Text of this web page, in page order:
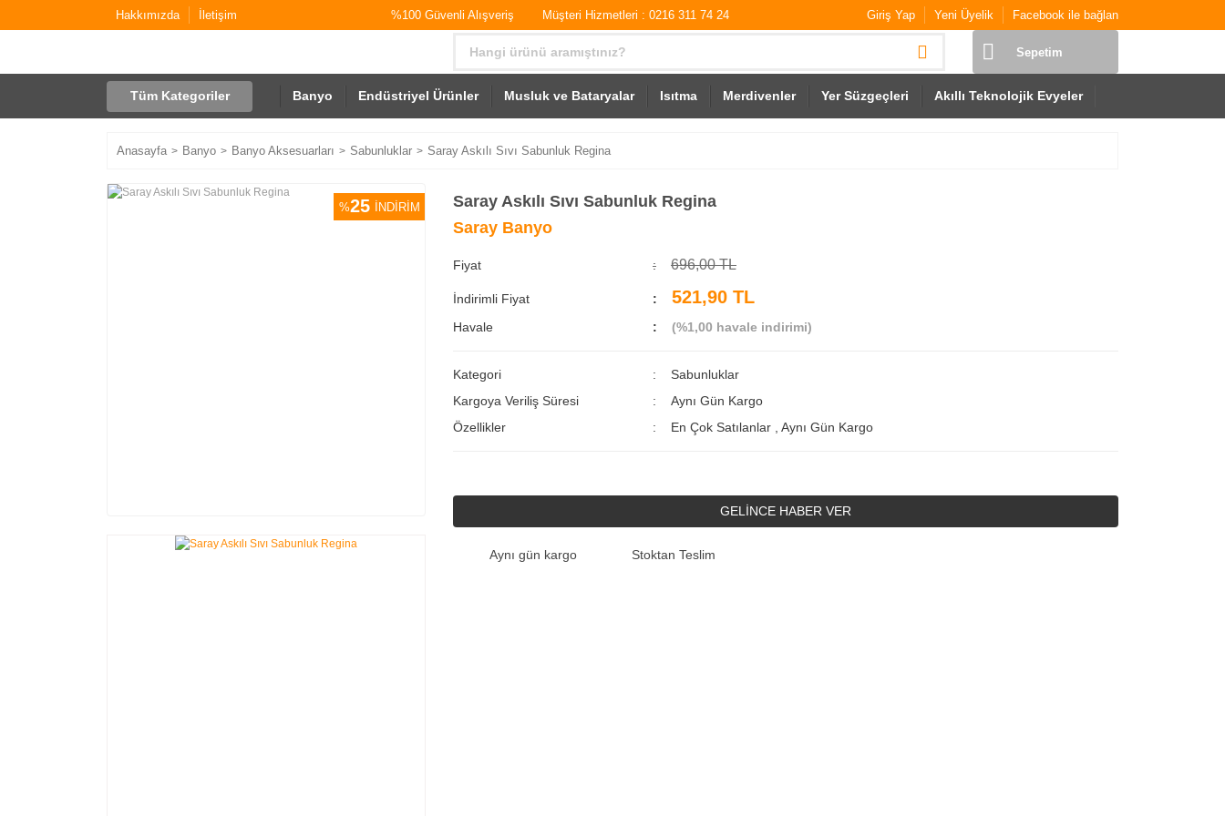
Hakkımızda İletişim %100 Güvenli Alışveriş Müşteri Hizmetleri : 0216 311 74 24 Giriş Yap Yeni Üyelik Facebook ile bağlan
Sepetim
Tüm Kategoriler Banyo Endüstriyel Ürünler Musluk ve Bataryalar Isıtma Merdivenler Yer Süzgeçleri Akıllı Teknolojik Evyeler
Anasayfa Banyo Banyo Aksesuarları Sabunluklar Saray Askılı Sıvı Sabunluk Regina
%25 İNDİRİM
Saray Askılı Sıvı Sabunluk Regina
Saray Banyo
Fiyat 696,00 TL
İndirimli Fiyat 521,90 TL
Havale (%1,00 havale indirimi)
Kategori
Sabunluklar
Kargoya Veriliş Süresi
Aynı Gün Kargo
Özellikler
En Çok Satılanlar Aynı Gün Kargo
GELİNCE HABER VER
Aynı gün kargo Stoktan Teslim